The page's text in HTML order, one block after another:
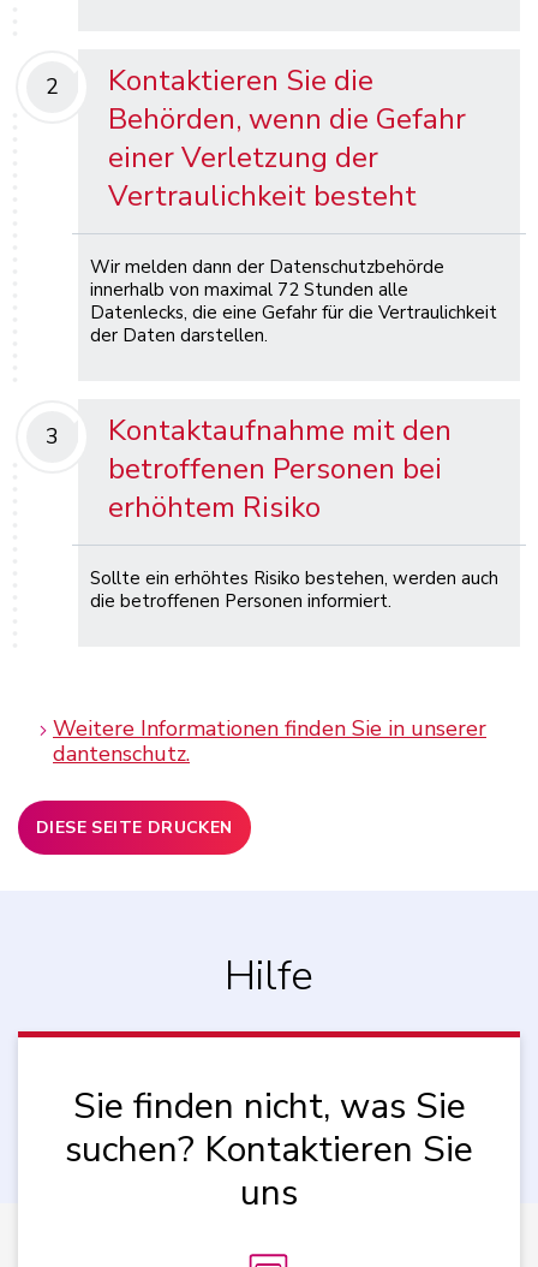
2
Kontaktieren Sie die
Behörden, wenn die Gefahr
einer Verletzung der
Vertraulichkeit besteht
Wir melden dann der Datenschutzbehörde
innerhalb von maximal 72 Stunden alle
Datenlecks, die eine Gefahr für die Vertraulichkeit
der Daten darstellen.
3
Kontaktaufnahme mit den
betroffenen Personen bei
erhöhtem Risiko
Sollte ein erhöhtes Risiko bestehen, werden auch
die betroffenen Personen informiert.
Weitere Informationen finden Sie in unserer
dantenschutz.
DIESE SEITE DRUCKEN
Hilfe
Sie finden nicht, was Sie
suchen? Kontaktieren Sie
uns